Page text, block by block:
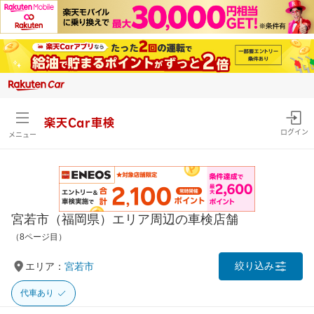
メニュー
楽天Car車検
ログイン
宮若市（福岡県）エリア周辺の車検店舗
（8ページ目）
エリア： 宮若市 絞り込み
代車あり